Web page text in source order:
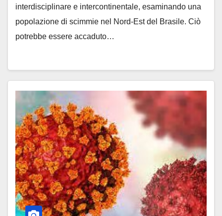
interdisciplinare e intercontinentale, esaminando una
popolazione di scimmie nel Nord-Est del Brasile. Ciò
potrebbe essere accaduto…